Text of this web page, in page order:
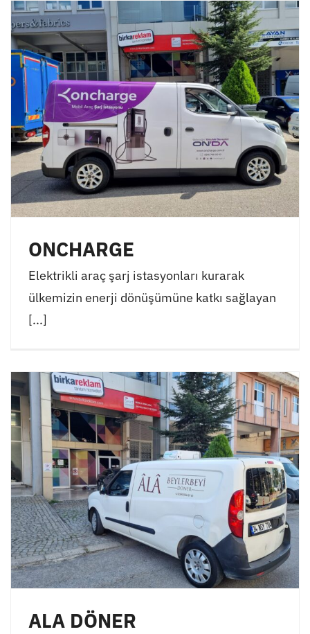
ONCHARGE
Elektrikli araç şarj istasyonları kurarak
ülkemizin enerji dönüşümüne katkı sağlayan
[...]
ALA DÖNER